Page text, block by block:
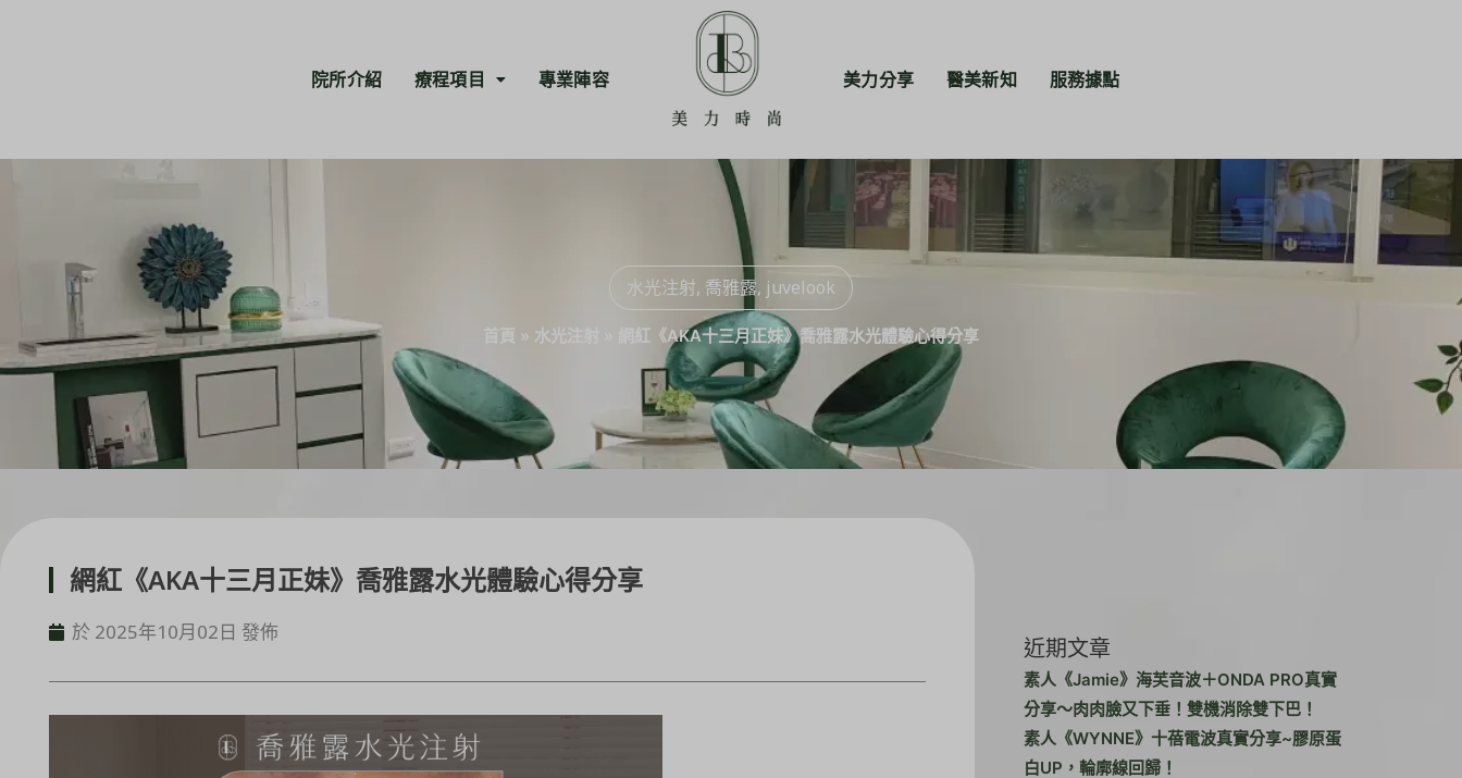
院所介紹 療程項目 專業陣容 美力分享 醫美新知 服務據點
水光注射, 喬雅露, juvelook
首頁 » 水光注射 網紅《AKA十三月正妹》喬雅露水光體驗心得分享
網紅《AKA十三月正妹》喬雅露水光體驗心得分享
於 2025年10月02日 發佈
近期文章
素人《Jamie》海芙音波＋ONDA PRO真實
分享～肉肉臉又下垂！雙機消除雙下巴！
素人《WYNNE》十蓓電波真實分享~膠原蛋
白UP，輪廓線回歸！